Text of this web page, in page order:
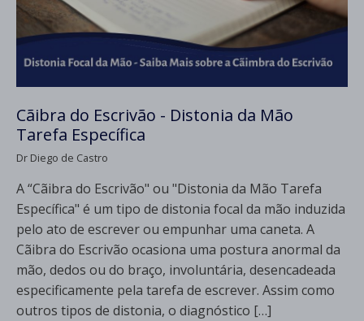
Cãibra do Escrivão - Distonia da Mão
Tarefa Específica
Dr Diego de Castro
A “Cãibra do Escrivão" ou "Distonia da Mão Tarefa
Específica" é um tipo de distonia focal da mão induzida
pelo ato de escrever ou empunhar uma caneta. A
Cãibra do Escrivão ocasiona uma postura anormal da
mão, dedos ou do braço, involuntária, desencadeada
especificamente pela tarefa de escrever. Assim como
outros tipos de distonia, o diagnóstico […]